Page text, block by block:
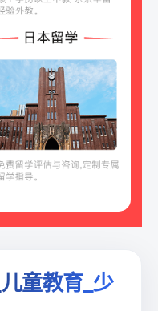
童教育_少